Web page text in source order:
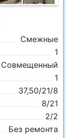
Смежные
1
Совмещенный
1
37,50/21/8
8/21
2/2
Без ремонта